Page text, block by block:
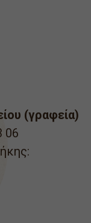
(γραφεία)
06